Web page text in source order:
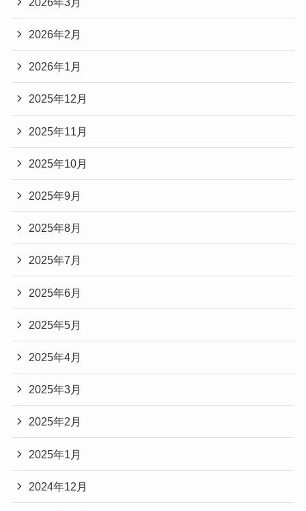
2026年2月
2026年1月
2025年12月
2025年11月
2025年10月
2025年9月
2025年8月
2025年7月
2025年6月
2025年5月
2025年4月
2025年3月
2025年2月
2025年1月
2024年12月